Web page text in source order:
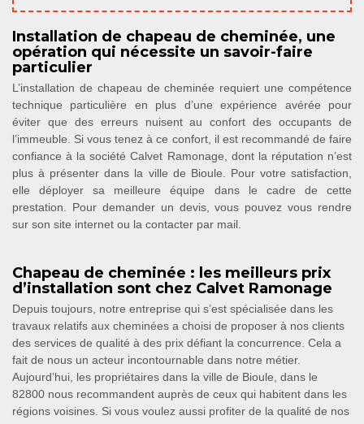
Installation de chapeau de cheminée, une
opération qui nécessite un savoir-faire
particulier
L’installation de chapeau de cheminée requiert une compétence
technique particulière en plus d’une expérience avérée pour
éviter que des erreurs nuisent au confort des occupants de
l’immeuble. Si vous tenez à ce confort, il est recommandé de faire
confiance à la société Calvet Ramonage, dont la réputation n’est
plus à présenter dans la ville de Bioule. Pour votre satisfaction,
elle déployer sa meilleure équipe dans le cadre de cette
prestation. Pour demander un devis, vous pouvez vous rendre
sur son site internet ou la contacter par mail.
Chapeau de cheminée : les meilleurs prix
d’installation sont chez Calvet Ramonage
Depuis toujours, notre entreprise qui s’est spécialisée dans les
travaux relatifs aux cheminées a choisi de proposer à nos clients
des services de qualité à des prix défiant la concurrence. Cela a
fait de nous un acteur incontournable dans notre métier.
Aujourd’hui, les propriétaires dans la ville de Bioule, dans le
82800 nous recommandent auprès de ceux qui habitent dans les
régions voisines. Si vous voulez aussi profiter de la qualité de nos